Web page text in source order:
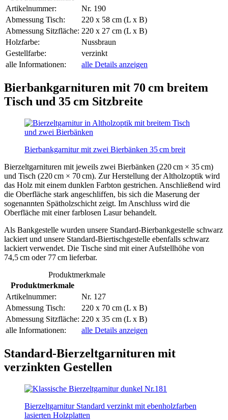
Artikelnummer:
Nr. 190
Abmessung Tisch:
220 x 58 cm (L x B)
Abmessung Sitzfläche: 220 x 27 cm (L x B)
Holzfarbe:
Nussbraun
Gestellfarbe:
verzinkt
alle Informationen:
alle Details anzeigen
Bierbankgarnituren mit 70 cm breitem
Tisch und 35 cm Sitzbreite
Bierbankgarnitur mit zwei Bierbänken 35 cm breit
Bierzeltgarnituren mit jeweils zwei Bierbänken (220 cm × 35 cm)
und Tisch (220 cm × 70 cm). Zur Herstellung der Altholzoptik wird
das Holz mit einem dunklen Farbton gestrichen. Anschließend wird
die Oberfläche stark angeschliffen, bis sich die Maserung der
sogenannten Spätholzschicht zeigt. Im Anschluss wird die
Oberfläche mit einer farblosen Lasur behandelt.
Als Bankgestelle wurden unsere Standard-Bierbankgestelle schwarz
lackiert und unsere Standard-Biertischgestelle ebenfalls schwarz
lackiert verwendet. Die Tische sind mit einer Aufstellhöhe von
74,5 cm oder 77 cm lieferbar.
Produktmerkmale
Produktmerkmale
Artikelnummer:
Nr. 127
Abmessung Tisch:
220 x 70 cm (L x B)
Abmessung Sitzfläche: 220 x 35 cm (L x B)
alle Informationen:
alle Details anzeigen
Standard-Bierzeltgarnituren mit
verzinkten Gestellen
Bierzeltgarnitur Standard verzinkt mit ebenholzfarben
lasierten Holzplatten